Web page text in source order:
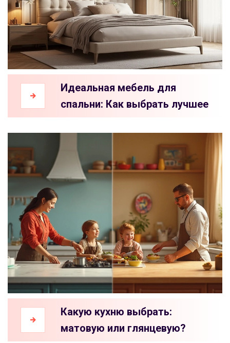
Идеальная мебель для
спальни: Как выбрать лучшее
Какую кухню выбрать:
матовую или глянцевую?